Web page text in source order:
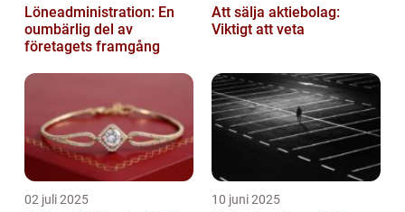
Löneadministration: En
oumbärlig del av
företagets framgång
Att sälja aktiebolag:
Viktigt att veta
02 juli 2025 10 juni 2025